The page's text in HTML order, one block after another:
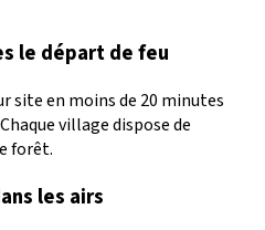
le départ de feu
site en moins de 20 minutes
village dispose de
forêt.
les airs